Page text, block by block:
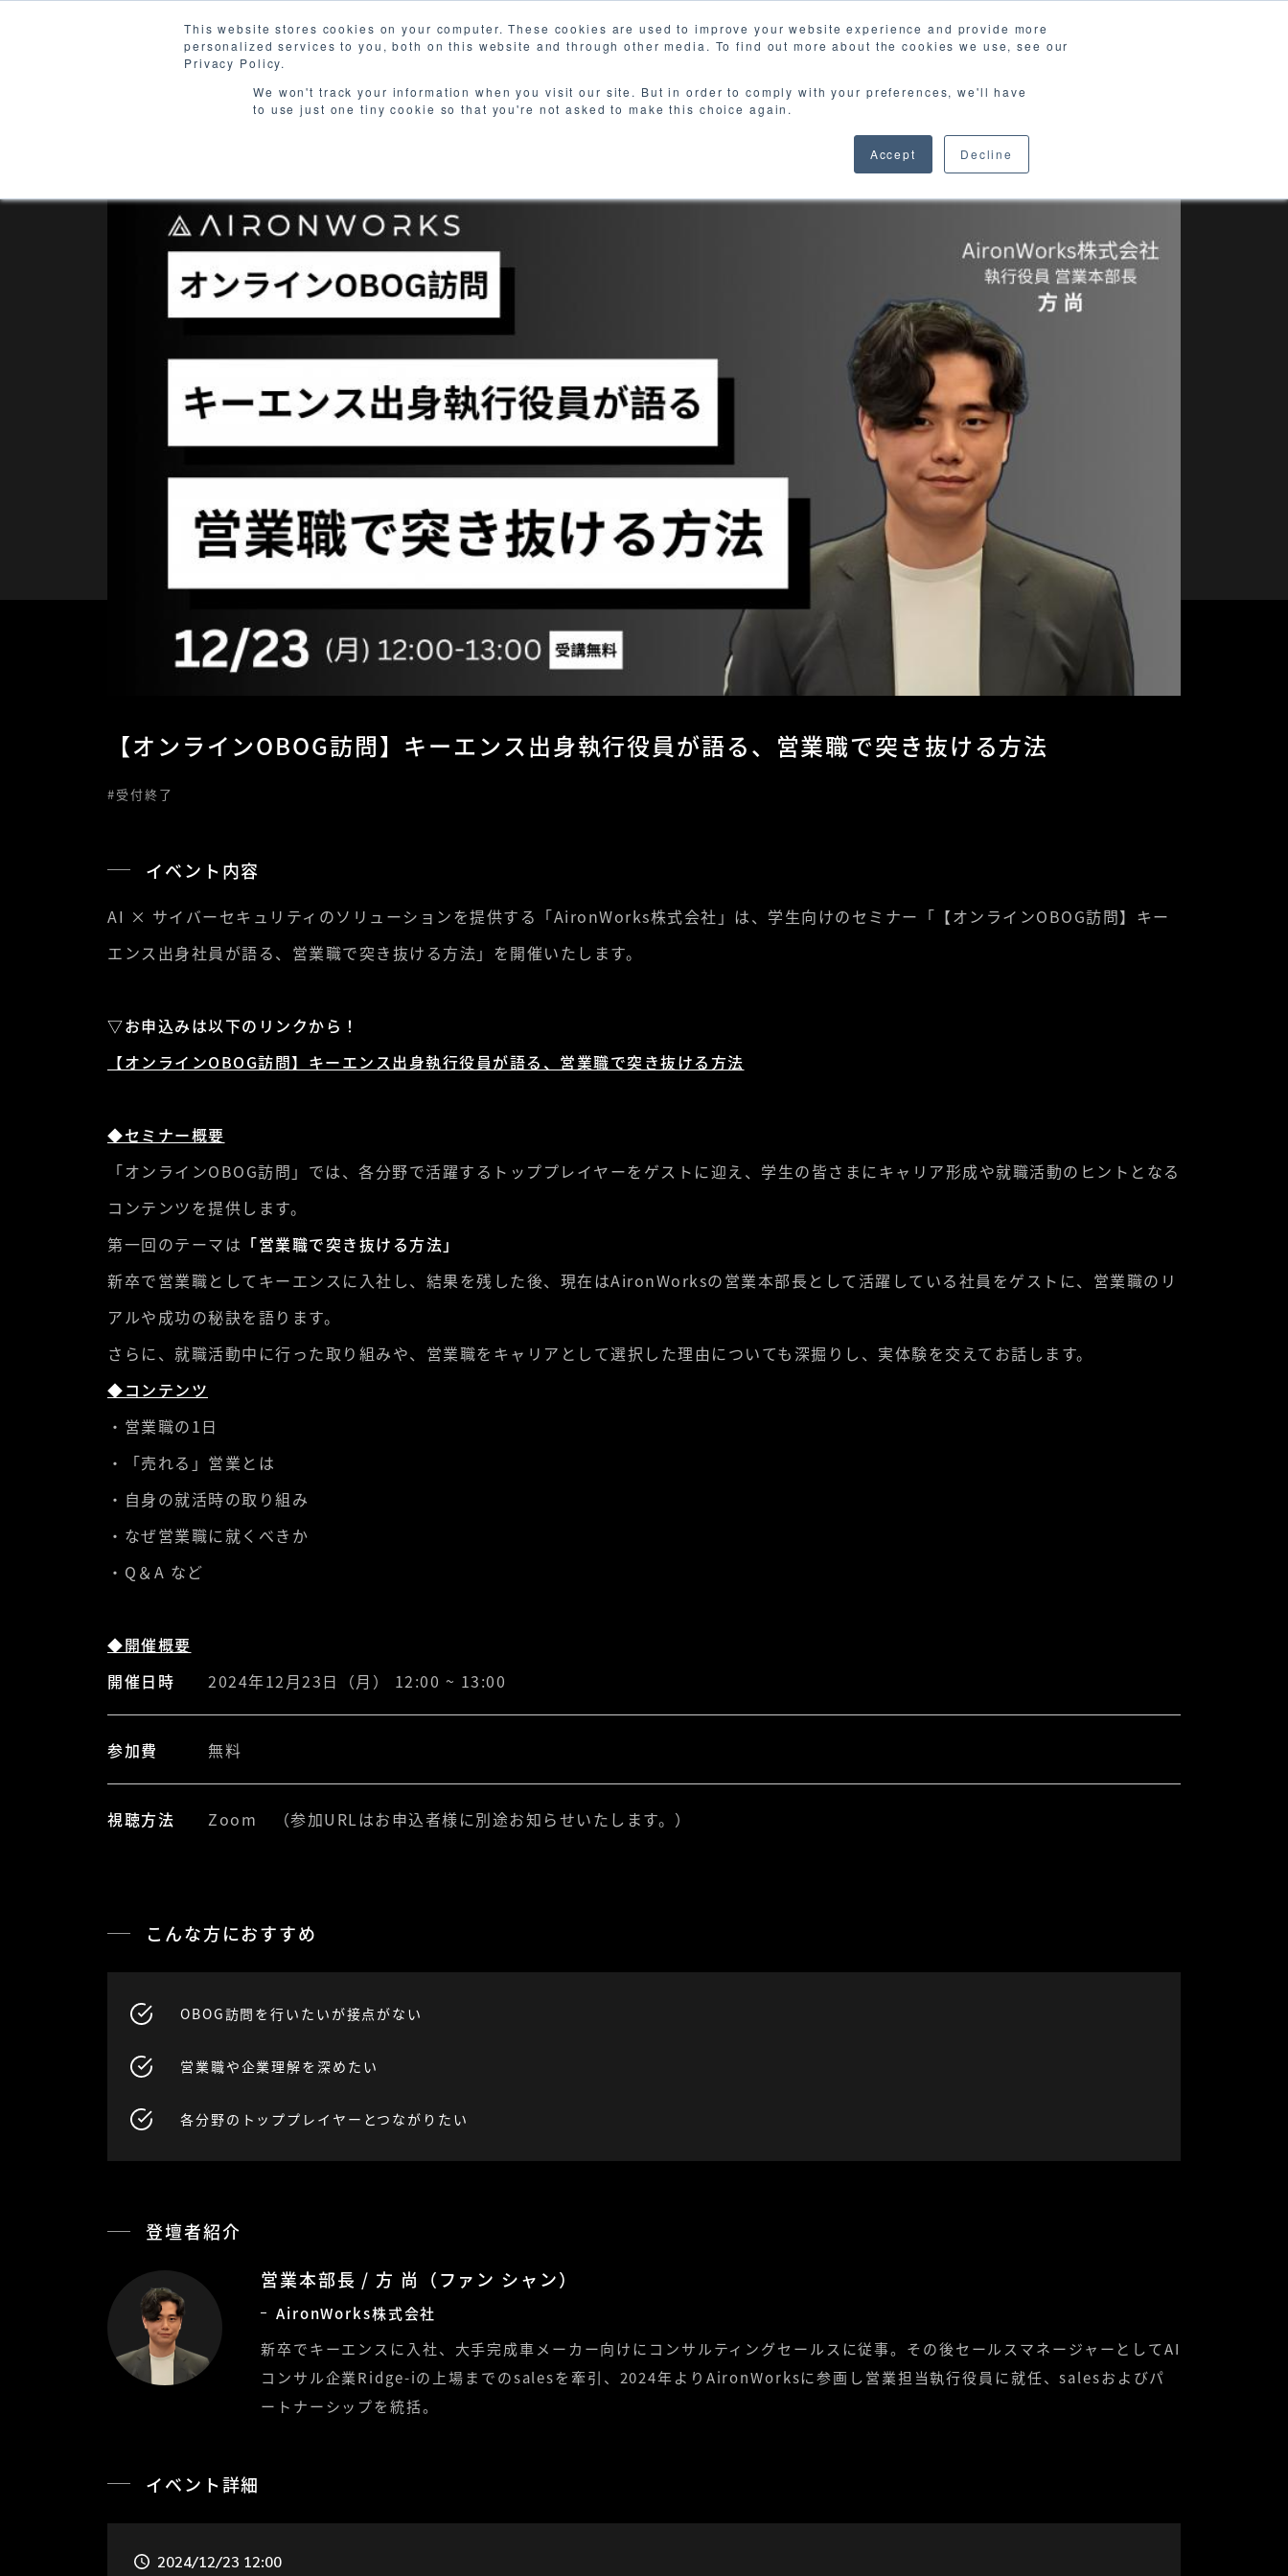
This website stores cookies on your computer. These cookies are used to improve your website experience and provide more
personalized services to you, both on this website and through other media. To find out more about the cookies we use, see our
Privacy Policy.
We won't track your information when you visit our site. But in order to comply with your preferences, we'll have
to use just one tiny cookie so that you're not asked to make this choice again.
Accept Decline
Product About us 資料請求
【オンラインOBOG訪問】キーエンス出身執行役員が語る、営業職で突き抜ける方法
#受付終了
イベント内容
AI × サイバーセキュリティのソリューションを提供する「AironWorks株式会社」は、学生向けのセミナー「【オンラインOBOG訪問】キー
エンス出身社員が語る、営業職で突き抜ける方法」を開催いたします。
▽お申込みは以下のリンクから！
【オンラインOBOG訪問】キーエンス出身執行役員が語る、営業職で突き抜ける方法
◆セミナー概要
「オンラインOBOG訪問」では、各分野で活躍するトッププレイヤーをゲストに迎え、学生の皆さまにキャリア形成や就職活動のヒントとなる
コンテンツを提供します。
第一回のテーマは 「営業職で突き抜ける方法」
新卒で営業職としてキーエンスに入社し、結果を残した後、現在はAironWorksの営業本部長として活躍している社員をゲストに、営業職のリ
アルや成功の秘訣を語ります。
さらに、就職活動中に行った取り組みや、営業職をキャリアとして選択した理由についても深掘りし、実体験を交えてお話します。
◆コンテンツ
・営業職の1日
・「売れる」営業とは
・自身の就活時の取り組み
・なぜ営業職に就くべきか
・Q＆A など
◆開催概要
開催日時 2024年12月23日（月） 12:00 ~ 13:00
参加費 無料
視聴方法 Zoom （参加URLはお申込者様に別途お知らせいたします。）
こんな方におすすめ
OBOG訪問を行いたいが接点がない
営業職や企業理解を深めたい
各分野のトッププレイヤーとつながりたい
登壇者紹介
営業本部長 / 方 尚（ファン シャン）
AironWorks株式会社
新卒でキーエンスに入社、大手完成車メーカー向けにコンサルティングセールスに従事。その後セールスマネージャーとしてAI
コンサル企業Ridge-iの上場までのsalesを牽引、2024年よりAironWorksに参画し営業担当執行役員に就任、salesおよびパ
ートナーシップを統括。
イベント詳細
2024/12/23 12:00